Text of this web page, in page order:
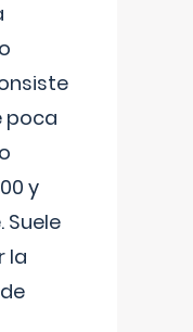
poca
y
Suele
la